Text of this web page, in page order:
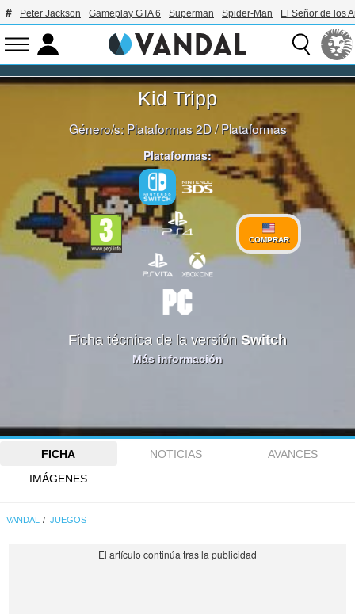
Peter Jackson Gameplay GTA 6 Superman Spider-Man El Señor de los
Kid Tripp
Género/s: Plataformas 2D/Plataformas
Plataformas:
COMPRAR
Ficha técnica de la versión Switch
Más información
FICHA NOTICIAS
AVANCES
IMÁGENES
VANDAL JUEGOS